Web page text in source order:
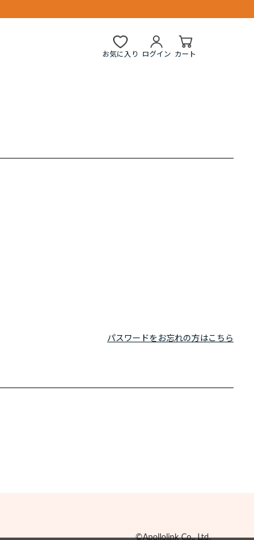
お気に入り ログイン カート
パスワードをお忘れの方はこちら
©Apollolink Co., Ltd.